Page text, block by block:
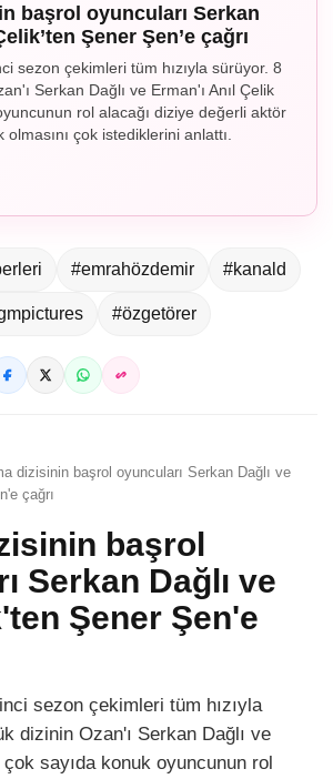
başrol oyuncuları Serkan
Şener Şen’e çağrı
sezon çekimleri tüm hızıyla sürüyor. 8
Serkan Dağlı ve Erman'ı Anıl Çelik
rol alacağı diziye değerli aktör
çok istediklerini anlattı.
#emrahözdemir #kanald
#özgetörer
dizisinin başrol oyuncuları Serkan Dağlı ve
çağrı
başrol
Serkan Dağlı ve
Şener Şen'e
sezon çekimleri tüm hızıyla
dizinin Ozan'ı Serkan Dağlı ve
çok sayıda konuk oyuncunun rol